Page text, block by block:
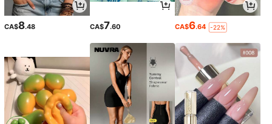
CA$8.48 CA$7.60 CA$6.64 -22%